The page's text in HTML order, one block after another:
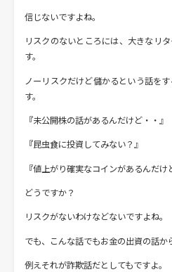
信じないですよね。
リスクのないところには、大きなリ
す。
ノーリスクだけど儲かるという話を
す。
『未公開株の話があるんだけど・・』
『昆虫食に投資してみない？』
『値上がり確実なコインがあるんだけ
どうですか？
リスクがないわけなどないですよね。
でも、こんな話でもお金の出資の話か
例えそれが詐欺話だとしてもですよ。